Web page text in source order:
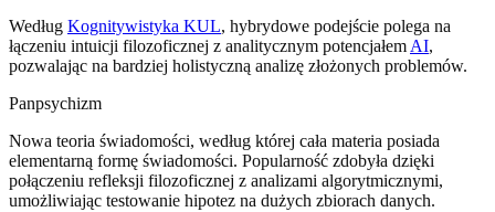
Według Kognitywistyka KUL, hybrydowe podejście polega na
łączeniu intuicji filozoficznej z analitycznym potencjałemAI,
pozwalając na bardziej holistyczną analizę złożonych problemów.
Panpsychizm
Nowa teoria świadomości, według której cała materia posiada
elementarną formę świadomości. Popularność zdobyła dzięki
połączeniu refleksji filozoficznej z analizami algorytmicznymi,
umożliwiając testowanie hipotez na dużych zbiorach danych.